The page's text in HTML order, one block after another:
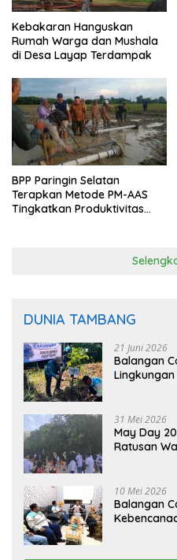
Kebakaran Hanguskan
Rumah Warga dan Mushala
di Desa Layap Terdampak
BPP Paringin Selatan
Terapkan Metode PM-AAS
Tingkatkan Produktivitas
DUNIA TAMBANG
21 Juni 2026
Balangan
31 Mei 2026
May Day
Ratusan
10 Mei 2026
Balangan